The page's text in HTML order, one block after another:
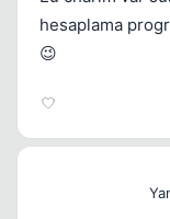
hesaplama
😉